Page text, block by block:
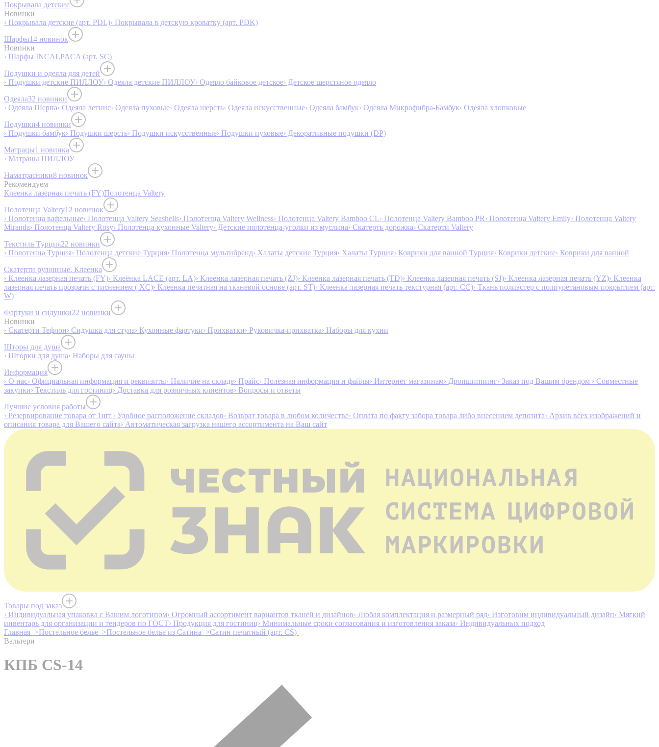
Покрывала детские
Новинки
› Покрывала детские (арт. PDL)› Покрывала в детскую кроватку (арт. PDK)
Шарфы14 новинок
Новинки
› Шарфы INCALPACA (арт. SC)
Подушки и одеяла для детей
› Подушки детские ПИЛЛОУ› Одеяла детские ПИЛЛОУ› Одеяло байковое детское› Детское шерстяное одеяло
Одеяла32 новинки
› Одеяла Шерпа› Одеяла летние› Одеяла пуховые› Одеяла шерсть› Одеяла искусственные› Одеяла бамбук› Одеяла Микрофибра-Бамбук› Одеяла хлопковые
Подушки4 новинки
› Подушки бамбук› Подушки шерсть› Подушки искусственные› Подушки пуховые› Декоративные подушки (DP)
Матрацы1 новинка
› Матрацы ПИЛЛОУ
Наматрасники8 новинок
Рекомендуем
Клеенка лазерная печать (FY)Полотенца Valtery
Полотенца Valtery12 новинок
› Полотенца вафельные› Полотенца Valtery Seashells› Полотенца Valtery Wellness› Полотенца Valtery Bamboo CL› Полотенца Valtery Bamboo PR› Полотенца Valtery Emily› Полотенца Valtery
Miranda› Полотенца Valtery Rosy› Полотенца кухонные Valtery› Детские полотенца-уголки из муслина› Скатерть дорожка› Скатерти Valtery
Текстиль Турция22 новинки
› Полотенца Турция› Полотенца детские Турция› Полотенца мультибренд› Халаты детские Турция› Халаты Турция› Коврики для ванной Турция› Коврики детские› Коврики для ванной
Скатерти рулонные. Клеенка
› Клеенка лазерная печать (FY)› Клеёнка LACE (арт. LA)› Клеенка лазерная печать (ZJ)› Клеенка лазерная печать (TD)› Клеенка лазерная печать (SJ)› Клеенка лазерная печать (YZ)› Клеенка
лазерная печать прозрачн с тиснением ( XC)› Клеенка печатная на тканевой основе (арт. ST)› Клеенка лазерная печать текстурная (арт. CC)› Ткань полиэстер с полиуретановым покрытием (арт.
W)
Фартуки и сидушки22 новинки
Новинки
› Скатерти Тефлон› Сидушка для стула› Кухонные фартуки› Прихватки› Руковичка-прихватка› Наборы для кухни
Шторы для душа
› Шторки для душа› Наборы для сауны
Информация
› О нас› Официальная информация и реквизиты› Наличие на складе› Прайс› Полезная информация и файлы› Интернет магазинам› Дропшиппинг› Заказ под Вашим брендом › Совместные
закупки› Текстиль для гостиниц› Доставка для розничных клиентов› Вопросы и ответы
Лучшие условия работы
› Резервирование товара от 1шт › Удобное расположение складов› Возврат товара в любом количестве› Оплата по факту забора товара либо внесением депозита› Архив всех изображений и
описания товара для Вашего сайта› Автоматическая загрузка нашего ассортимента на Ваш сайт
Товары под заказ
› Индивидуальная упаковка с Вашим логотипом› Огромный ассортимент вариантов тканей и дизайнов› Любая комплектация и размерный ряд› Изготовим индивидуальный дизайн› Мягкий
инвентарь для организации и тендеров по ГОСТ› Продукция для гостиниц› Минимальные сроки согласования и изготовления заказа› Индивидуальных подход
Главная >Постельное белье >Постельное белье из Сатина >Сатин печатный (арт. СS)
Вальтери
КПБ CS-14